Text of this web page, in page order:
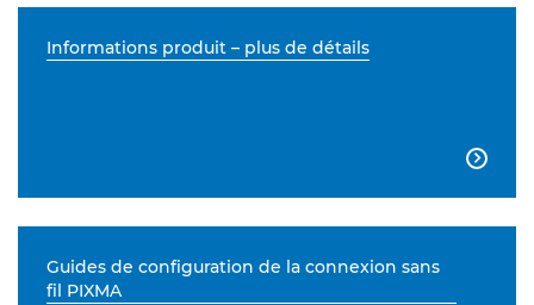
Informations produit – plus de détails

Guides de configuration de la connexion sans
fil PIXMA